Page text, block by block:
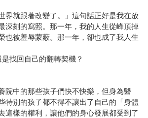
界就跟著改變了。」這句話正好是我在放
深刻的寫照。那一年，我的人生從峰頂掉
也被羞辱蒙蔽。那一年，卻也成了我人生
找回自己的翻轉契機？
院中的那些孩子們快不快樂，但身為醫
特別的孩子都不得不讓出了自己的「身體
這樣的權利，讓他們的身心發展都受到了